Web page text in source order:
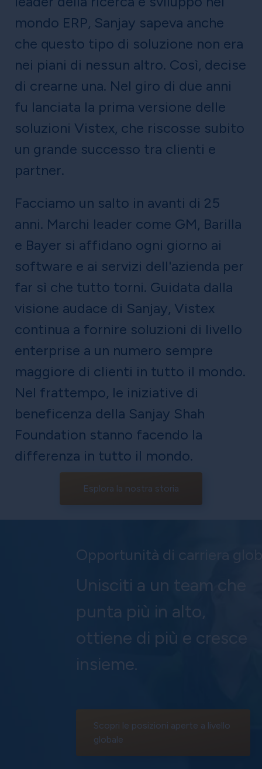
mondo ERP, Sanjay sapeva anche
che questo tipo di soluzione non era
nei piani di nessun altro. Così, decise
di crearne una. Nel giro di due anni
fu lanciata la prima versione delle
soluzioni Vistex, che riscosse subito
un grande successo tra clienti e
partner.
Facciamo un salto in avanti di 25
anni. Marchi leader come GM, Barilla
e Bayer si affidano ogni giorno ai
software e ai servizi dell'azienda per
far sì che tutto torni. Guidata dalla
visione audace di Sanjay, Vistex
continua a fornire soluzioni di livello
enterprise a un numero sempre
maggiore di clienti in tutto il mondo.
Nel frattempo, le iniziative di
beneficenza della Sanjay Shah
Foundation stanno facendo la
differenza in tutto il mondo.
Esplora la nostra storia
Opportunità di carriera
Unisciti a un team che
punta più in alto,
ottiene di più e cresce
insieme.
Scopri le posizioni aperte a livello
globale